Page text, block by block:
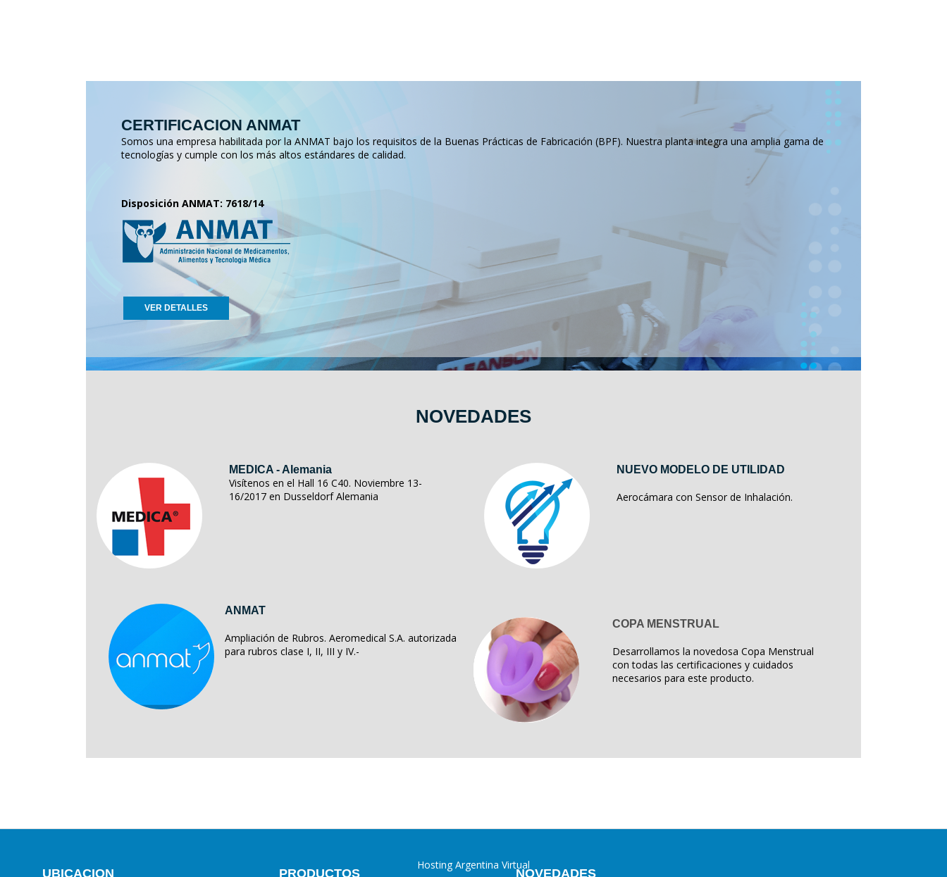
CERTIFICACION ANMAT
Somos una empresa habilitada por la ANMAT bajo los requisitos de la Buenas Prácticas de Fabricación (BPF). Nuestra planta integra una amplia gama de
tecnologías y cumple con los más altos estándares de calidad.
Disposición ANMAT: 7618/14
VER DETALLES
NOVEDADES
MEDICA - Alemania
Visítenos en el Hall 16 C40. Noviembre 13-
16/2017 en Dusseldorf Alemania
NUEVO MODELO DE UTILIDAD
Aerocámara con Sensor de Inhalación.
ANMAT
Ampliación de Rubros. Aeromedical S.A. autorizada
para rubros clase I, II, III y IV.-
COPA MENSTRUAL
Desarrollamos la novedosa Copa Menstrual
con todas las certificaciones y cuidados
necesarios para este producto.
UBICACION PRODUCTOS NOVEDADES
Hosting Argentina Virtual